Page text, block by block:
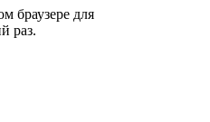
браузере для
раз.